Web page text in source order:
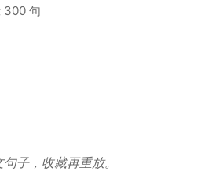
300 句
子，收藏再重放。